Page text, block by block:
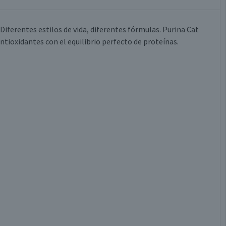
estilos de vida, diferentes fórmulas. Purina Cat
con el equilibrio perfecto de proteínas.